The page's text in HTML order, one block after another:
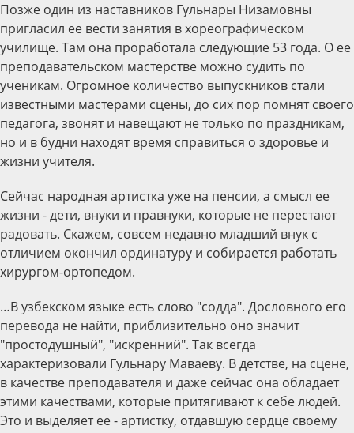
Позже один из наставников Гульнары Низамовны
пригласил ее вести занятия в хореографическом
училище. Там она проработала следующие 53 года. О ее
преподавательском мастерстве можно судить по
ученикам. Огромное количество выпускников стали
известными мастерами сцены, до сих пор помнят своего
педагога, звонят и навещают не только по праздникам,
но и в будни находят время справиться о здоровье и
жизни учителя.
Сейчас народная артистка уже на пенсии, а смысл ее
жизни - дети, внуки и правнуки, которые не перестают
радовать. Скажем, совсем недавно младший внук с
отличием окончил ординатуру и собирается работать
хирургом-ортопедом.
…В узбекском языке есть слово "содда". Дословного его
перевода не найти, приблизительно оно значит
"простодушный", "искренний". Так всегда
характеризовали Гульнару Маваеву. В детстве, на сцене,
в качестве преподавателя и даже сейчас она обладает
этими качествами, которые притягивают к себе людей.
Это и выделяет ее - артистку, отдавшую сердце своему